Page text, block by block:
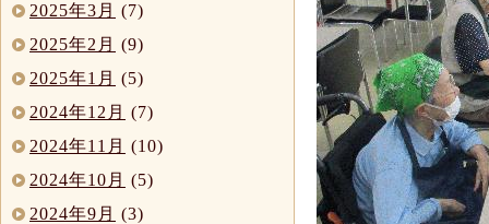
2025年3月 (7)
2025年2月 (9)
2025年1月 (5)
2024年12月 (7)
2024年11月 (10)
2024年10月 (5)
2024年9月 (3)